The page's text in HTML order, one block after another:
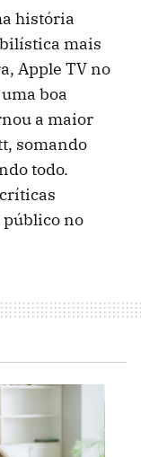
história
mais
Apple TV no
boa
a maior
somando
todo.
público no